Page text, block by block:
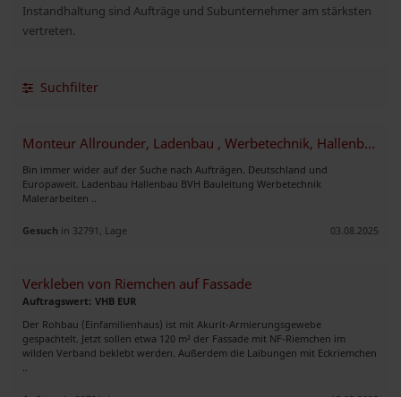
Instandhaltung sind Aufträge und Subunternehmer am stärksten
vertreten.
Suchfilter
Monteur Allrounder, Ladenbau , Werbetechnik, Hallenbau
Bin immer wider auf der Suche nach Aufträgen. Deutschland und
Europaweit. Ladenbau Hallenbau BVH Bauleitung Werbetechnik
Malerarbeiten ..
Gesuch in 32791, Lage 03.08.2025
Verkleben von Riemchen auf Fassade
Auftragswert: VHB EUR
Der Rohbau (Einfamilienhaus) ist mit Akurit-Armierungsgewebe
gespachtelt. Jetzt sollen etwa 120 m² der Fassade mit NF-Riemchen im
wilden Verband beklebt werden. Außerdem die Laibungen mit Eckriemchen